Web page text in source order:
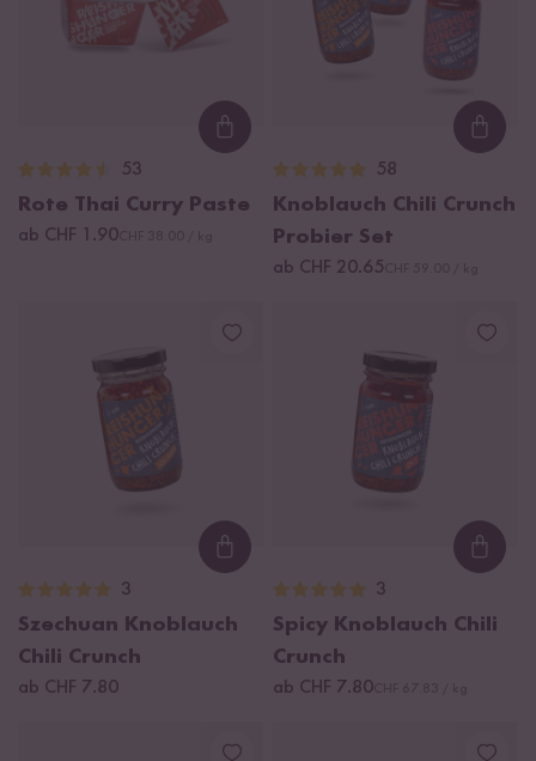
Loading...
53
Rote Thai Curry Paste
ab CHF 1.90
58
Knoblauch Chili Crunch
Probier Set
ab CHF 20.65
Loading...
3
Szechuan Knoblauch
Chili Crunch
ab CHF 7.80
3
Spicy Knoblauch Chili
Crunch
ab CHF 7.80